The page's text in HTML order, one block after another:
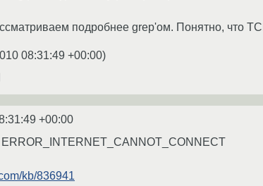
подробнее grep'ом. Понятно, что
08:31:49 +00:00)
+00:00
kb/836941